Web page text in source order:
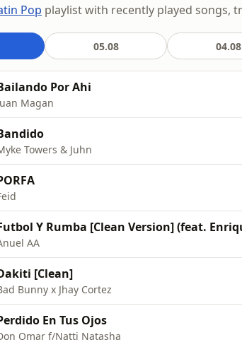
Pop playlist with recently played songs,
05.08 04.08
Por Ahi
Magan
Towers & Juhn
Y Rumba [Clean Version] (feat.
AA
[Clean]
Bunny x Jhay Cortez
En Tus Ojos
Omar f/Natti Natasha